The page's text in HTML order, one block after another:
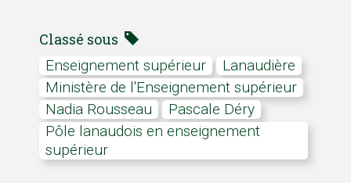
Classé sous
enseignement supérieur
Lanaudière
ministère de l'Enseignement supérieur
Nadia Rousseau
Pascale Déry
Pôle lanaudois en enseignement
supérieur